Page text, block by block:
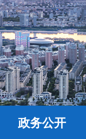
政务公开